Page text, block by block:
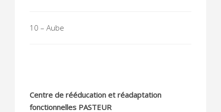
10 – Aube
Centre de rééducation et réadaptation
fonctionnelles PASTEUR